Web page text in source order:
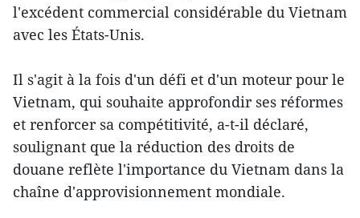
l'excédent commercial considérable du Vietnam
avec les États-Unis.
Il s'agit à la fois d'un défi et d'un moteur pour le
Vietnam, qui souhaite approfondir ses réformes
et renforcer sa compétitivité, a-t-il déclaré,
soulignant que la réduction des droits de
douane reflète l'importance du Vietnam dans la
chaîne d'approvisionnement mondiale.